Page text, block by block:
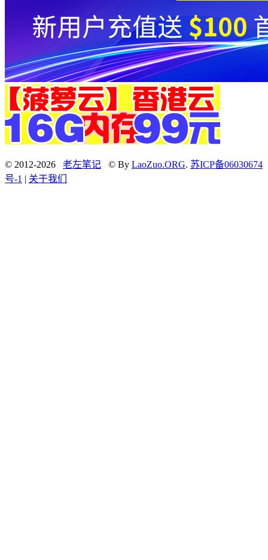
© 2012-2026 老左笔记 © By LaoZuo.ORG. 苏ICP备06030674
号-1 | 关于我们